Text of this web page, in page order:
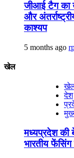
जीआई टैग का
और
काश्यप
5 months ago
खेल
देश
मध्यप्रदेश की
भारतीय